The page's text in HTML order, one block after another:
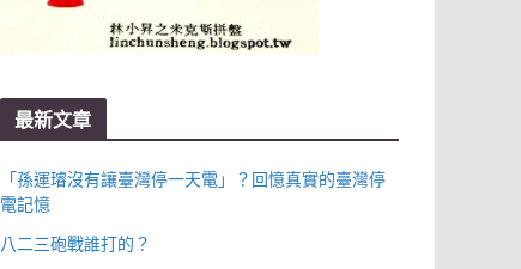
最新文章
「孫運璿沒有讓臺灣停一天電」？回憶真實的臺灣停
電記憶
八二三砲戰誰打的？